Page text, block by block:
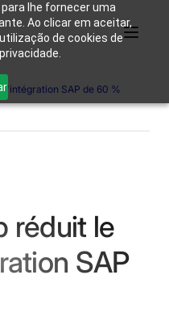
lhe fornecer uma
Ao clicar em aceitar,
de cookies de
Ressources
sommes-
nous ?
SAP de 60 %
réduit le
SAP